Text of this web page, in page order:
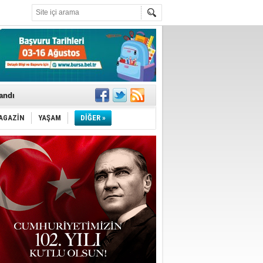
YAŞAM DİĞER »